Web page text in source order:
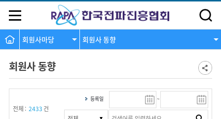
회원사마당 회원사 동향
회원사 동향
전체 : 2433 건
등록일 ~